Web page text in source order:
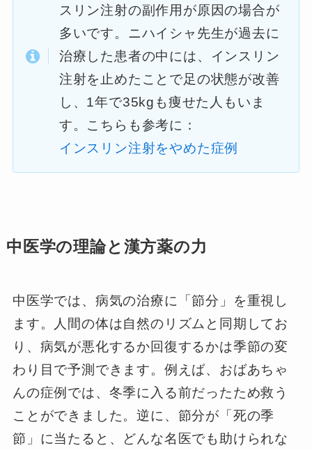
スリン注射の副作用が原因の場合が
多いです。ニハイシャ先生が過去に
治療した患者の中には、インスリン
注射を止めたことで足の状態が改善
し、1年で35kgも痩せた人もいま
す。こちらも参考に：
インスリン注射をやめた症例
中医学の理論と漢方薬の力
中医学では、病気の治療に「節分」を重視し
ます。人間の体は自然のリズムと同期してお
り、病気が悪化するか回復するかは季節の変
わり目で予測できます。例えば、おばあちゃ
んの症例では、冬季に入る前だったため救う
ことができました。逆に、節分が「死の季
節」に当たると、どんな名医でも助けられな